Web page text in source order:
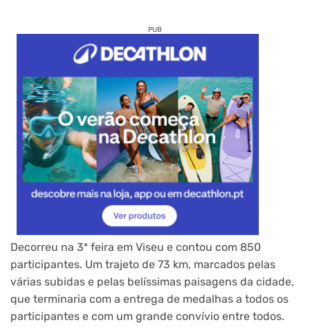
PUB
Decorreu na 3ª feira em Viseu e contou com 850
participantes. Um trajeto de 73 km, marcados pelas
várias subidas e pelas belíssimas paisagens da cidade,
que terminaria com a entrega de medalhas a todos os
participantes e com um grande convívio entre todos.